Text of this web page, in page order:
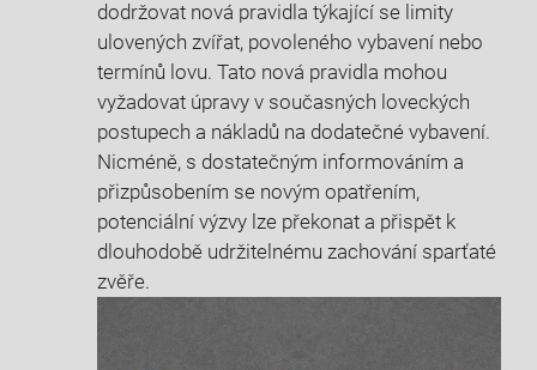
dodržovat nová pravidla týkající se limity
ulovených zvířat, ⁤povoleného vybavení nebo
termínů lovu. Tato⁢ nová pravidla mohou
‌vyžadovat úpravy v současných loveckých
postupech a nákladů na ‍dodatečné vybavení.
Nicméně, s dostatečným informováním a
přizpůsobením se novým opatřením,
potenciální výzvy⁣ lze překonat a‌ přispět k
⁢dlouhodobě udržitelnému zachování sparťaté
zvěře.